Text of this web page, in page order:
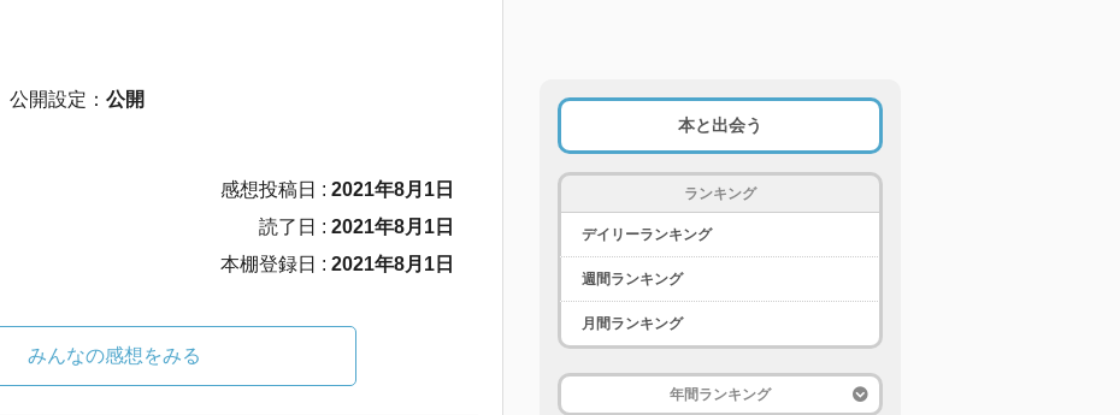
公開設定： 公開
感想投稿日 : 2021年8月1日
読了日 : 2021年8月1日
本棚登録日 : 2021年8月1日
みんなの感想をみる
本と出会う
ランキング
デイリーランキング
週間ランキング
月間ランキング
年間ランキング